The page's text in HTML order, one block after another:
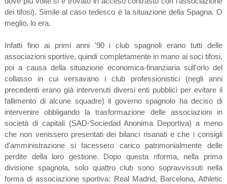
dei tifosi). Simile al caso tedesco è la situazione della Spagna. O
meglio, lo era.
Infatti fino ai primi anni '90 i club spagnoli erano tutti delle
associazioni sportive, quindi completamente in mano ai soci tifosi,
poi a causa della situazione economica-finanziaria sull'orlo del
collasso in cui versavano i club professionistici (negli anni
precedenti erano già intervenuti diversi enti pubblici per evitare il
fallimento di alcune squadre) il governo spagnolo ha deciso di
intervenire obbligando la trasformazione delle associazioni in
società di capitali (SAD-Sociedad Anonima Deportiva) a meno
che non venissero presentati dei bilanci risanati e che i consigli
d'amministrazione si facessero carico patrimonialmente delle
perdite della loro gestione. Dopo questa riforma, nella prima
divisione spagnola, solo quattro club sono sopravvissuti nella
forma di associazione sportiva: Real Madrid, Barcelona, Athletic